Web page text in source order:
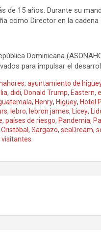
de 15 años. Durante su
como Director en la
Dominicana
para impulsar el
, ayuntamiento de
, didi, Donald Trump, Eastern,
, Henry, Higüey, Hotel
, lebro, lebron james, Licey,
, países de riesgo, Pandemia,
, Sargazo, seaDream,
visitantes